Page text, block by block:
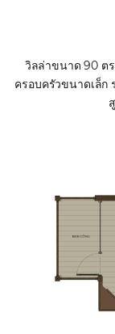
วิลล่าขนาด 90 ต
ครอบครัวขนาดเล็ก